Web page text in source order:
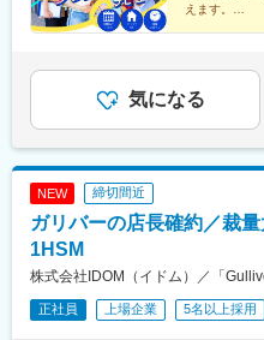
えます。
気になる
NEW 締切間近
ガリバーの店長確約／裁
1HSM
株式会社IDOM（イドム）／「
正社員 上場企業 5名以上採用